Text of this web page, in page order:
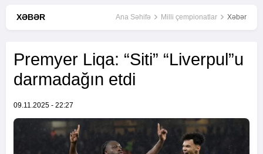
XƏBƏR Ana Səhifə Milli çempionatlar Xəbər
Premyer Liqa: “Siti” “Liverpul”u
darmadağın etdi
09.11.2025 - 22:27